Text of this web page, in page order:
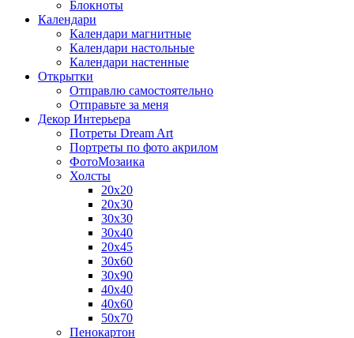
Блокноты
Календари
Календари магнитные
Календари настольные
Календари настенные
Открытки
Отправлю самостоятельно
Отправьте за меня
Декор Интерьера
Потреты Dream Art
Портреты по фото акрилом
ФотоМозаика
Холсты
20х20
20х30
30х30
30х40
20х45
30х60
30х90
40х40
40х60
50х70
Пенокартон